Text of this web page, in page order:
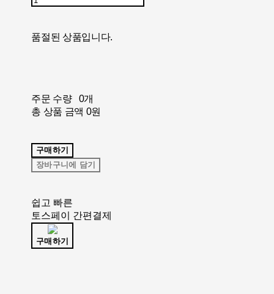
품절된 상품입니다.
주문 수량
0개
총 상품 금액 0원
구매하기
장바구니에 담기
쉽고 빠른
토스페이 간편결제
구매하기